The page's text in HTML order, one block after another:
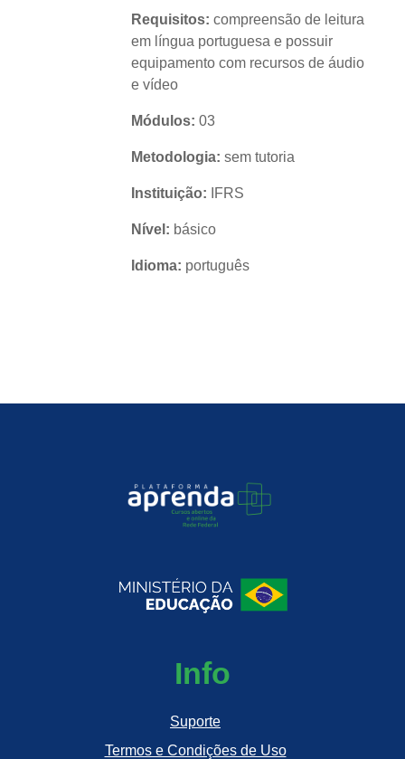
Requisitos: compreensão de leitura
em língua portuguesa e possuir
equipamento com recursos de áudio
e vídeo
Módulos: 03
Metodologia: sem tutoria
Instituição: IFRS
Nível: básico
Idioma: português
Info
Suporte
Termos e Condições de Uso